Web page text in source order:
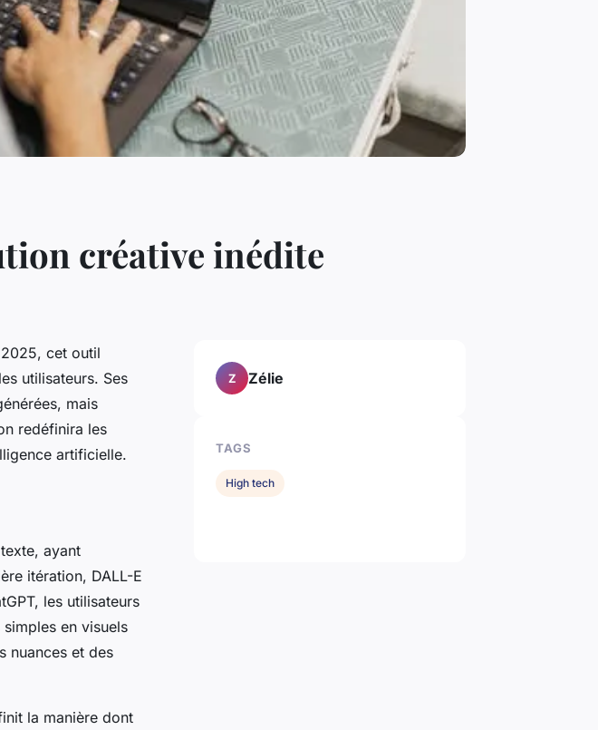
créative inédite
cet outil
utilisateurs. Ses
mais
redéfinira les
artificielle.
ayant
itération, DALL-E
les utilisateurs
en visuels
nuances et des
la manière dont
Z Zélie
TAGS
High tech